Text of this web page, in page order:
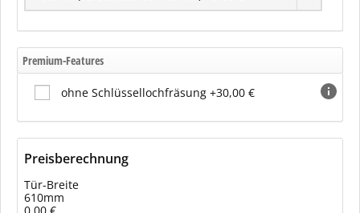
Premium-Features
ohne Schlüssellochfräsung +30,00 €
Preisberechnung
Tür-Breite
610mm